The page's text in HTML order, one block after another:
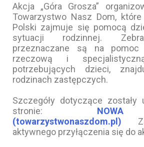
Akcja „Góra Grosza”
Towarzystwo Nasz Dom,
Polski zajmuje się pomocą
sytuacji rodzinnej.
przeznaczane są na pomoc
rzeczową i
potrzebujących dzieci,
rodzinach zastępczych.
Szczegóły dotyczące zostały
stronie:
(towarzystwonaszdom.pl)
aktywnego przyłączenia się do